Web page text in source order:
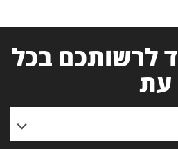
לרשותכם בכל
עת